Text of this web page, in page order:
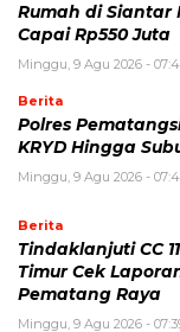
Rumah di Siantar
Capai Rp550 Juta
Minggu, 9 Agu 2026 -
Berita
Polres
KRYD Hingga
Minggu, 9 Agu 2026 -
Berita
Tindaklanjuti CC
Timur Cek
Pematang Raya
Minggu, 9 Agu 2026 -